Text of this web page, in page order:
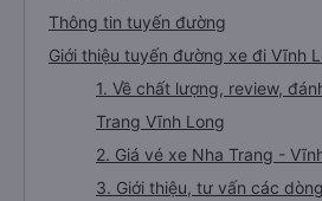
Thông tin tuyến đường
Giới thiệu tuyến đường xe đi Vĩnh
1. Về chất lượng, review,
Trang Vĩnh Long
2. Giá vé xe Nha Trang -
3. Giới thiệu, tư vấn các